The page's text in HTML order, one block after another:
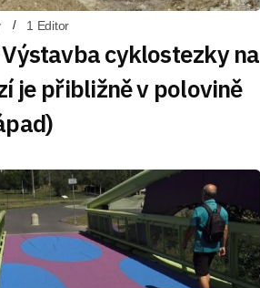
1 Editor
cyklostezky na
je přibližně v polovině